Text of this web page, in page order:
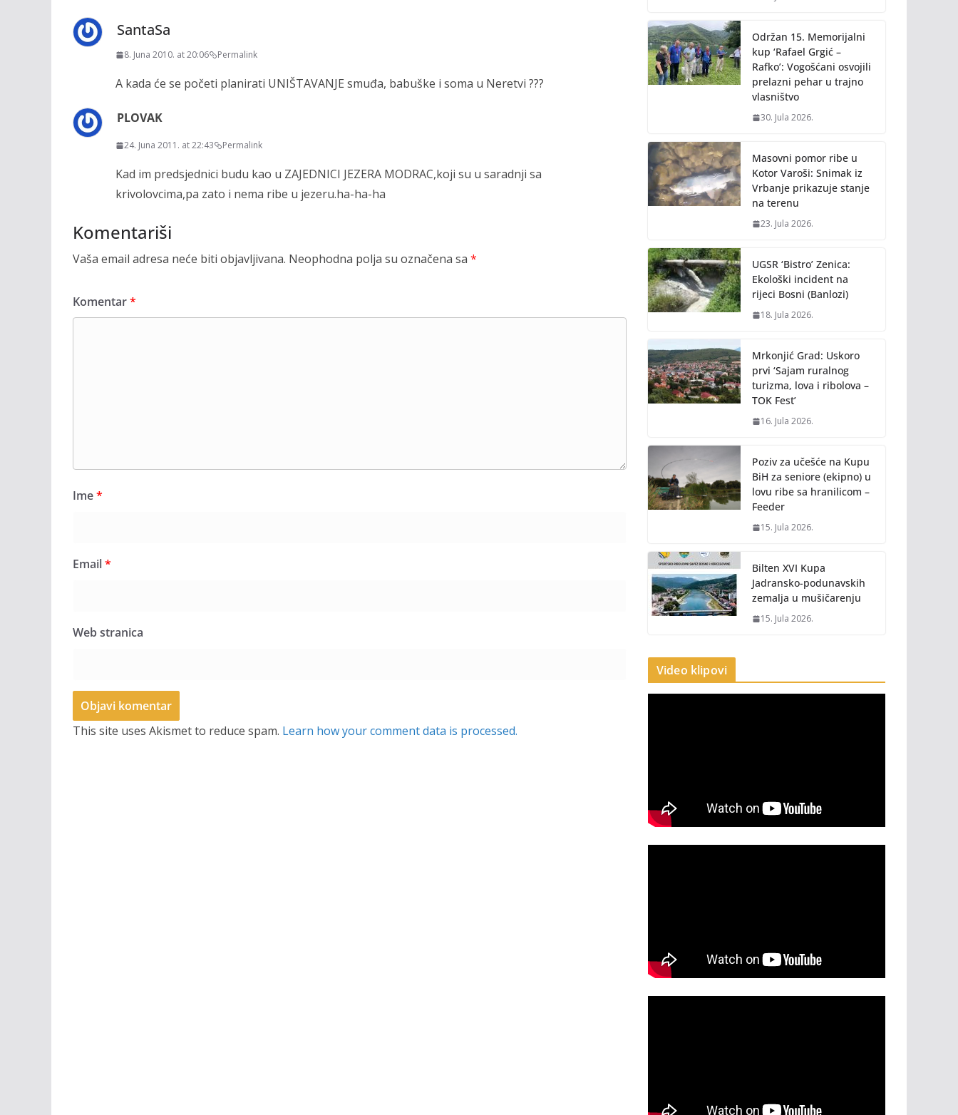
SantaSa
8. Juna 2010. at 20:06 Permalink
A kada će se početi planirati UNIŠTAVANJE smuđa, babuške i soma u Neretvi ???
PLOVAK
24. Juna 2011. at 22:43 Permalink
Kad im predsjednici budu kao u ZAJEDNICI JEZERA MODRAC,koji su u saradnji sa
krivolovcima,pa zato i nema ribe u jezeru.ha-ha-ha
Komentariši
Vaša email adresa neće biti objavljivana. Neophodna polja su označena sa *
Komentar*
Ime*
Email*
Web stranica
This site uses Akismet to reduce spam. Learn how your comment data is processed.
Održan 15. Memorijalni
kup ‘Rafael Grgić –
Rafko’: Vogošćani osvojili
prelazni pehar u trajno
vlasništvo
30. Jula 2026.
Masovni pomor ribe u
Kotor Varoši: Snimak iz
Vrbanje prikazuje stanje
na terenu
23. Jula 2026.
UGSR ‘Bistro’ Zenica:
Ekološki incident na
rijeci Bosni (Banlozi)
18. Jula 2026.
Mrkonjić Grad: Uskoro
prvi ‘Sajam ruralnog
turizma, lova i ribolova –
TOK Fest’
16. Jula 2026.
Poziv za učešće na Kupu
BiH za seniore (ekipno) u
lovu ribe sa hranilicom –
Feeder
15. Jula 2026.
Bilten XVI Kupa
Jadransko-podunavskih
zemalja u mušičarenju
15. Jula 2026.
Video klipovi